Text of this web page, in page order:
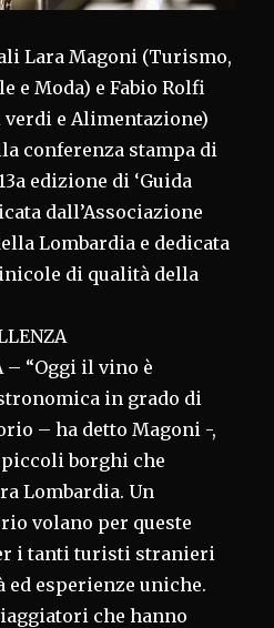
Lara Magoni (Turismo,
Moda) e Fabio Rolfi
e Alimentazione)
conferenza stampa di
edizione di ‘Guida
dall’Associazione
Lombardia e dedicata
di qualità della
– “Oggi il vino è
in grado di
– ha detto Magoni -,
borghi che
Lombardia. Un
volano per queste
i tanti turisti stranieri
esperienze uniche.
che hanno